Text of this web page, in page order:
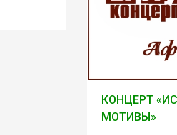
КОНЦЕРТ
МОТИВЫ»